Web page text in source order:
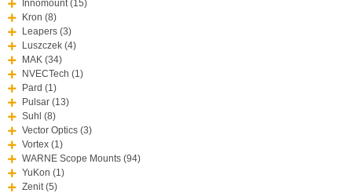
Innomount (15)
Kron (8)
Leapers (3)
Luszczek (4)
MAK (34)
NVECTech (1)
Pard (1)
Pulsar (13)
Suhl (8)
Vector Optics (3)
Vortex (1)
WARNE Scope Mounts (94)
YuKon (1)
Zenit (5)